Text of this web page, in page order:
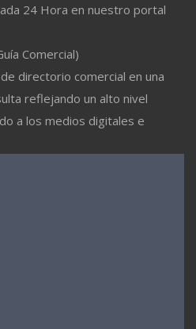
24 Hora en nuestro portal
Comercial)
directorio comercial en una
reflejando un alto nivel
a los medios digitales e